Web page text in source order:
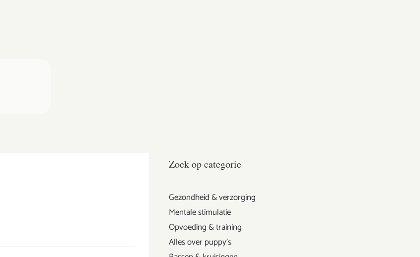
Zoek op categorie
Gezondheid & verzorging
Mentale stimulatie
Opvoeding & training
Alles over puppy's